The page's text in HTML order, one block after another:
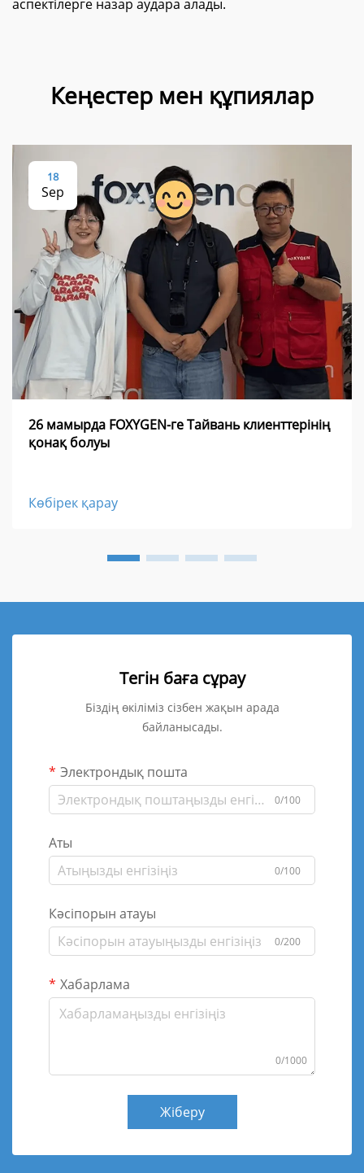
аспектілерге назар аудара алады.
Кеңестер мен құпиялар
18
Sep
26 мамырда FOXYGEN-ге Тайвань клиенттерінің
қонақ болуы
Көбірек қарау
Тегін баға сұрау
Біздің өкіліміз сізбен жақын арада
байланысады.
Электрондық пошта
0/100
Аты
0/100
Кәсіпорын атауы
0/200
Хабарлама
0/1000
Жіберу